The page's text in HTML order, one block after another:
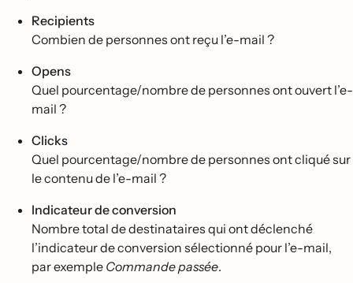
Recipients
Combien de personnes ont reçu l’e-mail ?
Opens
Quel pourcentage/nombre de personnes ont ouvert l’e-
mail ?
Clicks
Quel pourcentage/nombre de personnes ont cliqué sur
le contenu de l’e-mail ?
Indicateur de conversion
Nombre total de destinataires qui ont déclenché
l’indicateur de conversion sélectionné pour l’e-mail,
par exemple Commande passée.